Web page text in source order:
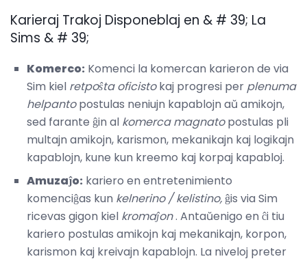
Karieraj Trakoj Disponeblaj en & # 39; La
Sims & # 39;
Komerco: Komenci la komercan karieron de via
Sim kiel retpoŝta oficistokaj progresi per plenuma
helpantopostulas neniujn kapablojn aŭ amikojn,
sed farante ĝin al komerca magnatopostulas pli
multajn amikojn, karismon, mekanikajn kaj logikajn
kapablojn, kune kun kreemo kaj korpaj kapabloj.
Amuzaĵo: kariero en entretenimiento
komenciĝas kun kelnerino / kelistino,ĝis via Sim
ricevas gigon kiel kromaĵon. Antaŭenigo en ĉi tiu
kariero postulas amikojn kaj mekanikajn, korpon,
karismon kaj kreivajn kapablojn. La niveloj preter